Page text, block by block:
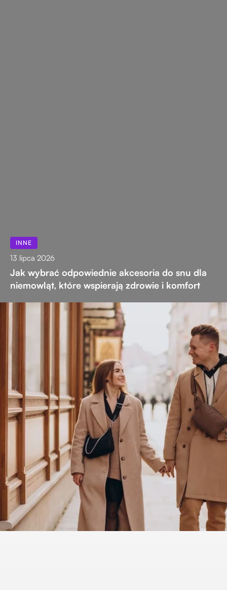
INNE
13 lipca 2026
Jak wybrać odpowiednie akcesoria do snu dla
niemowląt, które wspierają zdrowie i komfort